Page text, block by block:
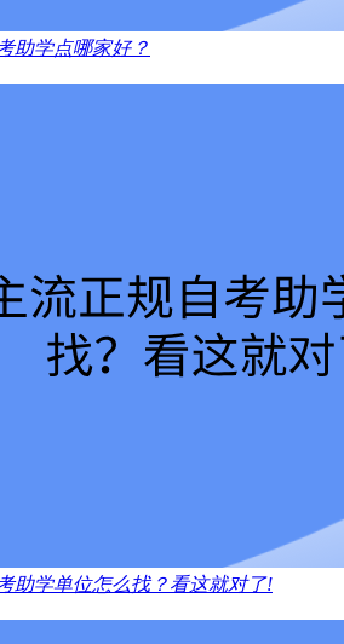
助学点哪家好？
助学单位怎么找？看这就对了!